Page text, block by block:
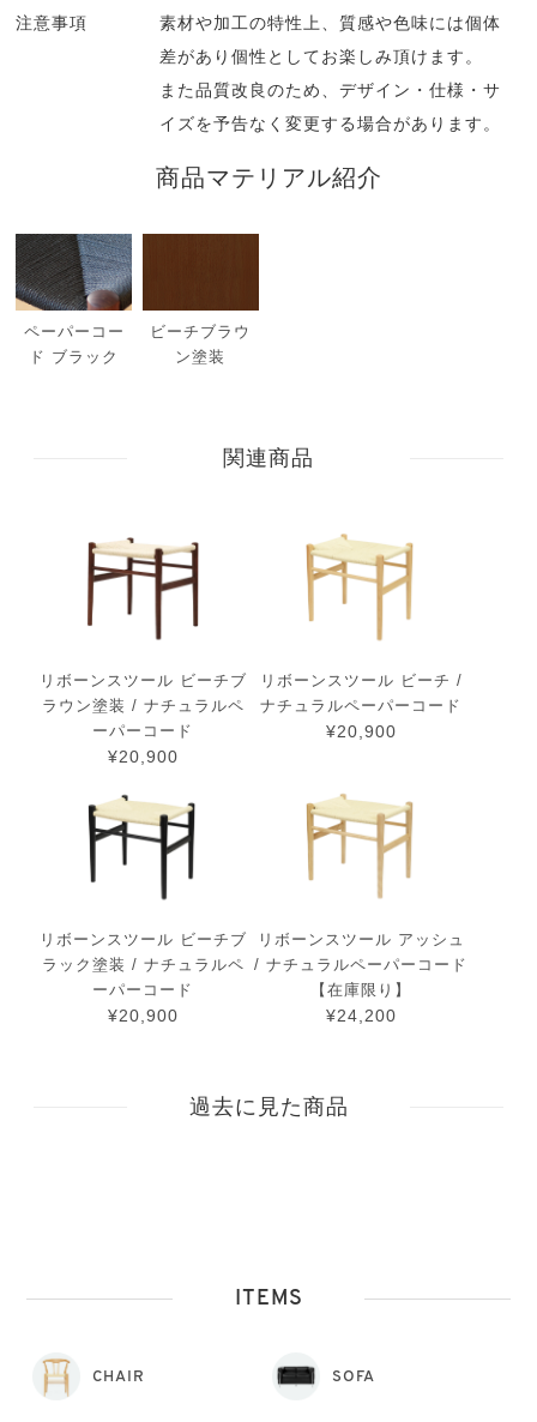
注意事項
素材や加工の特性上、質感や色味には個体
差があり個性としてお楽しみ頂けます。
また品質改良のため、デザイン・仕様・サ
イズを予告なく変更する場合があります。
商品マテリアル紹介
ペーパーコー
ド ブラック
ビーチブラウ
ン塗装
関連商品
リボーンスツール ビーチブ
ラウン塗装 / ナチュラルペ
ーパーコード
¥20,900
リボーンスツール ビーチ /
ナチュラルペーパーコード
¥20,900
リボーンスツール ビーチブ
ラック塗装 / ナチュラルペ
ーパーコード
¥20,900
リボーンスツール アッシュ
/ ナチュラルペーパーコード
【在庫限り】
¥24,200
過去に見た商品
ITEMS
CHAIR SOFA